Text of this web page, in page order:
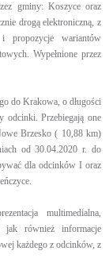
gminy: Koszyce oraz
drogą elektroniczną, z
propozycje wariantów
Wypełnione przez
do Krakowa, o długości
odcinki. Przebiegają one
Brzesko ( 10,88 km)
od 30.04.2020 r. do
dla odcinków I oraz
multimedialna,
jak również informacje
każdego z odcinków, z